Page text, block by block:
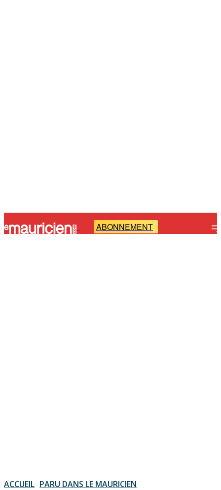
- ABONNEMENT
ACCUEIL PARU DANS LE MAURICIEN